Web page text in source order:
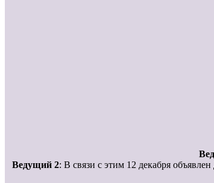
Ведущий 2: В связи с этим 12 декабря